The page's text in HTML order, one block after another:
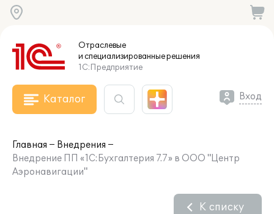
Отраслевые
и специализированныерешения
1С:Предприятие
Каталог Вход
Главная
Внедрения
Внедрение ПП «1С:Бухгалтерия 7.7» в ООО "Центр
Аэронавигации"
К списку